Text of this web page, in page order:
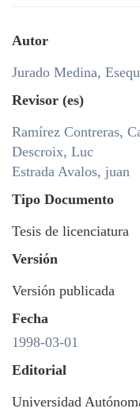
Autor
Jurado Medina,
Revisor (es)
Ramírez Contreras,
Descroix, Luc
Estrada Avalos, juan
Tipo Documento
Tesis de licenciatura
Versión
Versión publicada
Fecha
1998-03-01
Editorial
Universidad